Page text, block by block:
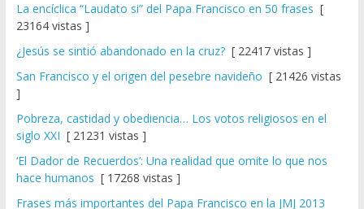
La encíclica “Laudato si” del Papa Francisco en 50 frases [
23164 vistas ]
¿Jesús se sintió abandonado en la cruz?[ 22417 vistas ]
San Francisco y el origen del pesebre navideño [ 21426 vistas
]
Pobreza, castidad y obediencia… Los votos religiosos en el
siglo XXI [ 21231 vistas ]
‘El Dador de Recuerdos’: Una realidad que omite lo que nos
hace humanos [ 17268 vistas ]
Frases más importantes del Papa Francisco en la JMJ 2013